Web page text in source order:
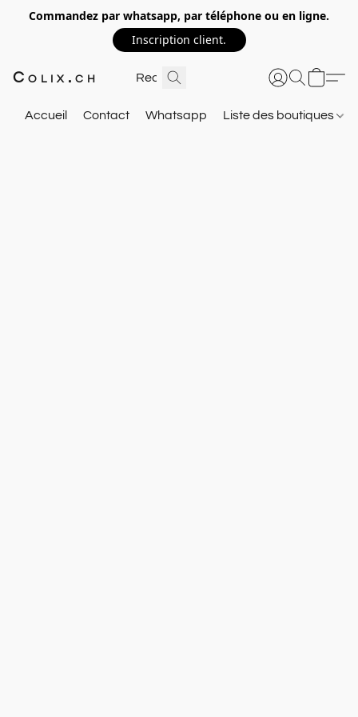
Commandez par whatsapp, par téléphone ou en ligne.
Inscription client.
Colix.ch
Accueil Contact Whatsapp Liste des boutiques